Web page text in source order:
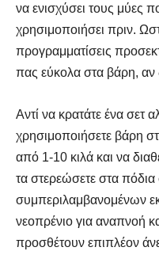
να ενισχύσει τους μύες
χρησιμοποιήσει πριν.
προγραμματίσεις
πας εύκολα στα βάρη, αν
Αντί να κρατάτε ένα σετ
χρησιμοποιήσετε βάρη
από 1-10 κιλά και να
τα στερεώσετε στα πόδια
συμπεριλαμβανομένων
νεοπρένιο για αναπνοή
προσθέτουν επιπλέον